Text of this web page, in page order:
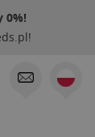
0%!